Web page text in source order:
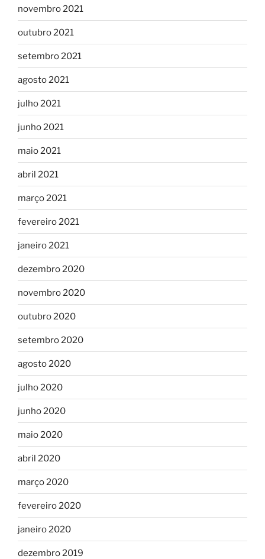
novembro 2021
outubro 2021
setembro 2021
agosto 2021
julho 2021
junho 2021
maio 2021
abril 2021
março 2021
fevereiro 2021
janeiro 2021
dezembro 2020
novembro 2020
outubro 2020
setembro 2020
agosto 2020
julho 2020
junho 2020
maio 2020
abril 2020
março 2020
fevereiro 2020
janeiro 2020
dezembro 2019